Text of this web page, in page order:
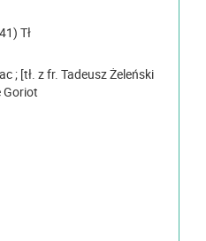
Tł
; [tł. z fr. Tadeusz Żeleński
, P`ere Goriot